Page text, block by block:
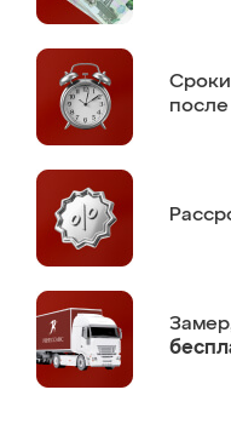
Сроки